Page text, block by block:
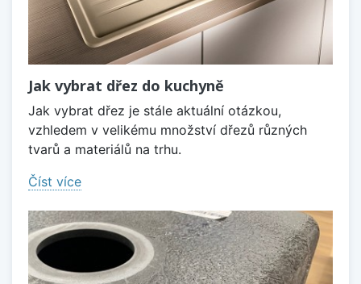
Jak vybrat dřez do kuchyně
Jak vybrat dřez je stále aktuální otázkou,
vzhledem v velikému množství dřezů různých
tvarů a materiálů na trhu.
Číst více